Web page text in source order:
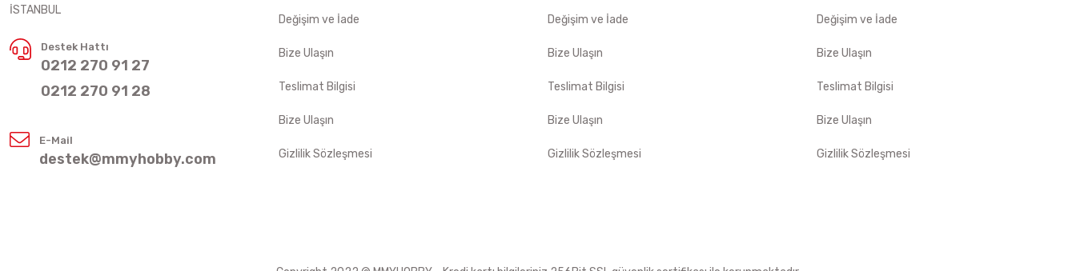
İSTANBUL
Destek Hattı
0212 270 91 27
0212 270 91 28
E-Mail
destek@mmyhobby.com
Değişim ve İade
Bize Ulaşın
Teslimat Bilgisi
Bize Ulaşın
Gizlilik Sözleşmesi
Değişim ve İade
Bize Ulaşın
Teslimat Bilgisi
Bize Ulaşın
Gizlilik Sözleşmesi
Değişim ve İade
Bize Ulaşın
Teslimat Bilgisi
Bize Ulaşın
Gizlilik Sözleşmesi